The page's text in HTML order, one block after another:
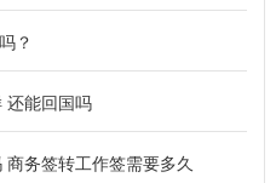
？
还能回国吗
务签转工作签需要多久